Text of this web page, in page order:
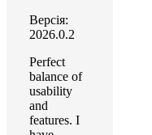
Версія:
2026.0.2
Perfect
balance of
usability
and
features. I